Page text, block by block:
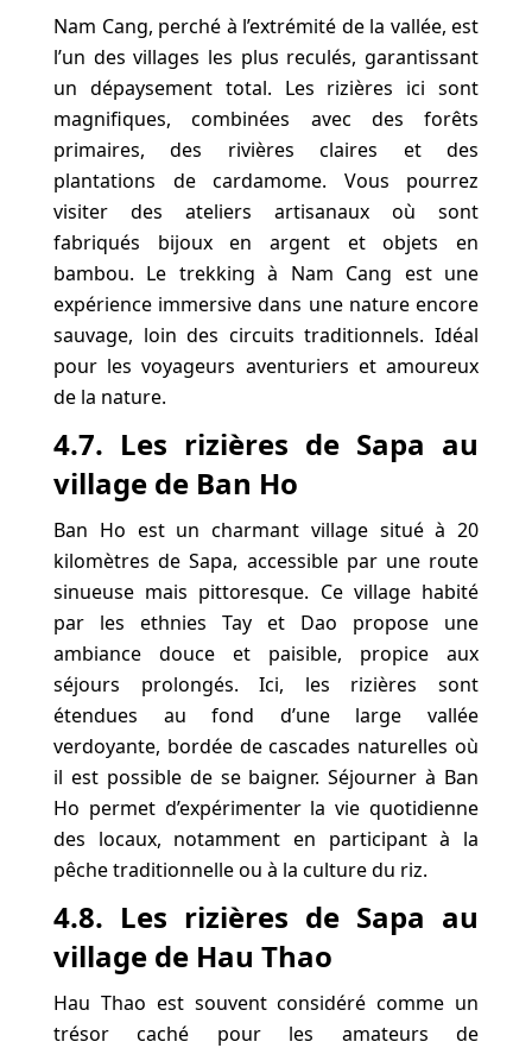
Nam Cang, perché à l’extrémité de la vallée, est
l’un des villages les plus reculés, garantissant
un dépaysement total. Les rizières ici sont
magnifiques, combinées avec des forêts
primaires, des rivières claires et des
plantations de cardamome. Vous pourrez
visiter des ateliers artisanaux où sont
fabriqués bijoux en argent et objets en
bambou. Le trekking à Nam Cang est une
expérience immersive dans une nature encore
sauvage, loin des circuits traditionnels. Idéal
pour les voyageurs aventuriers et amoureux
de la nature.
4.7. Les rizières de Sapa au
village de Ban Ho
Ban Ho est un charmant village situé à 20
kilomètres de Sapa, accessible par une route
sinueuse mais pittoresque. Ce village habité
par les ethnies Tay et Dao propose une
ambiance douce et paisible, propice aux
séjours prolongés. Ici, les rizières sont
étendues au fond d’une large vallée
verdoyante, bordée de cascades naturelles où
il est possible de se baigner. Séjourner à Ban
Ho permet d’expérimenter la vie quotidienne
des locaux, notamment en participant à la
pêche traditionnelle ou à la culture du riz.
4.8. Les rizières de Sapa au
village de Hau Thao
Hau Thao est souvent considéré comme un
trésor caché pour les amateurs de